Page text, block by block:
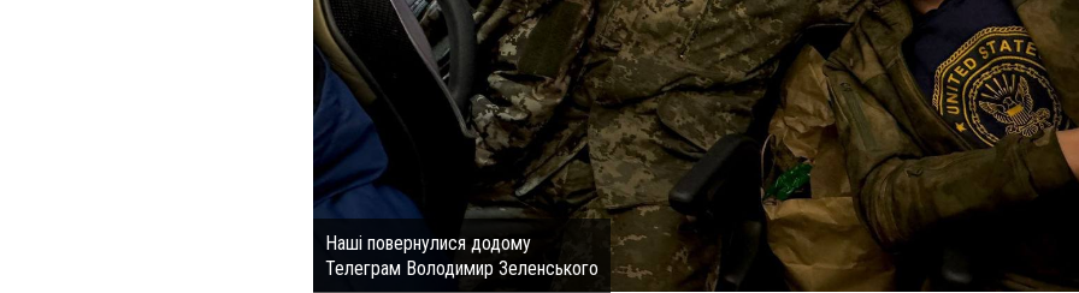
Наші повернулися додому
Телеграм Володимир Зеленського